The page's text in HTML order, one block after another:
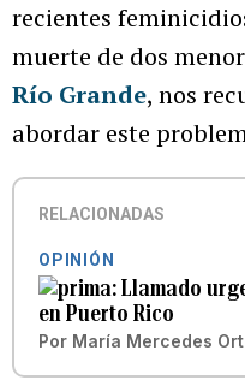
recientes
muerte de dos
Río Grande, nos
abordar este
RELACIONADAS
OPINIÓN
Llamado
en Puerto Rico
Por María Mercedes